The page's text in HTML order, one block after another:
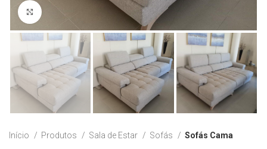
Início Produtos Sala de Estar Sofás Sofás Cama